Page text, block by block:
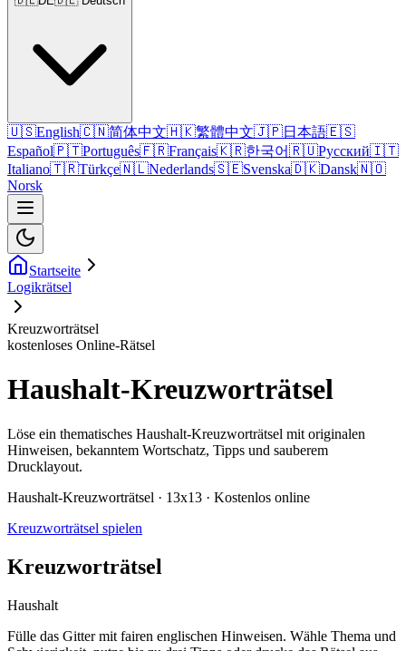
🇺🇸English🇨🇳简体中文🇭🇰繁體中文🇯🇵日本語🇪🇸
Español🇵🇹Português🇫🇷Français🇰🇷한국어🇷🇺Русский🇮🇹
Italiano🇹🇷Türkçe🇳🇱Nederlands🇸🇪Svenska🇩🇰Dansk🇳🇴
Norsk
Startseite
Logikrätsel
Kreuzworträtsel
kostenloses Online-Rätsel
Haushalt-Kreuzworträtsel
Löse ein thematisches Haushalt-Kreuzworträtsel mit originalen
Hinweisen, bekanntem Wortschatz, Tipps und sauberem
Drucklayout.
Haushalt-Kreuzworträtsel · 13x13 · Kostenlos online
Kreuzworträtsel spielen
Kreuzworträtsel
Haushalt
Fülle das Gitter mit fairen englischen Hinweisen. Wähle Thema und